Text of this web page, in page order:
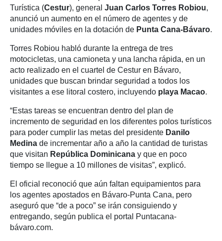
Turística (Cestur), general Juan Carlos Torres Robiou,
anunció un aumento en el número de agentes y de
unidades móviles en la dotación de Punta Cana-Bávaro.
Torres Robiou habló durante la entrega de tres
motocicletas, una camioneta y una lancha rápida, en un
acto realizado en el cuartel de Cestur en Bávaro,
unidades que buscan brindar seguridad a todos los
visitantes a ese litoral costero, incluyendo playa Macao.
“Estas tareas se encuentran dentro del plan de
incremento de seguridad en los diferentes polos turísticos
para poder cumplir las metas del presidente Danilo
Medina de incrementar año a año la cantidad de turistas
que visitan República Dominicana y que en poco
tiempo se llegue a 10 millones de visitas”, explicó.
El oficial reconoció que aún faltan equipamientos para
los agentes apostados en Bávaro-Punta Cana, pero
aseguró que “de a poco” se irán consiguiendo y
entregando, según publica el portal Puntacana-
bávaro.com.